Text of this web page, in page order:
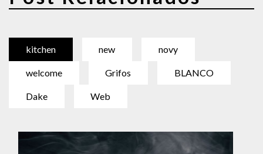
kitchen new novy
welcome Grifos BLANCO
Dake Web